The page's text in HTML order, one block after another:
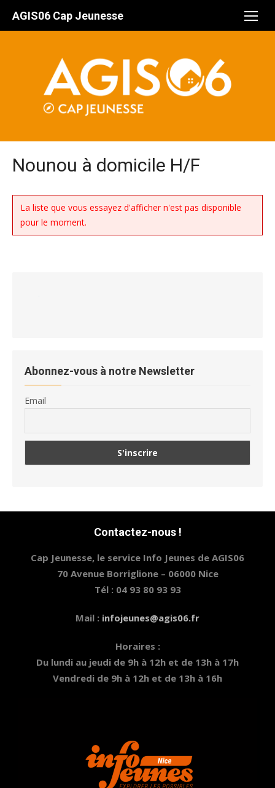
AGIS06 Cap Jeunesse
Nounou à domicile H/F
La liste que vous essayez d'afficher n'est pas disponible
pour le moment.
Abonnez-vous à notre Newsletter
Email
Contactez-nous !
Cap Jeunesse, le service Info Jeunes de AGIS06
70 Avenue Borriglione – 06000 Nice
Tél : 04 93 80 93 93
Mail : infojeunes@agis06.fr
Horaires :
Du lundi au jeudi de 9h à 12h et de 13h à 17h
Vendredi de 9h à 12h et de 13h à 16h